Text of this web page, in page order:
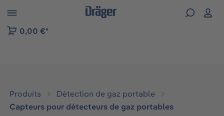
to B2B platform navigation
0,00 €*
Produits
Détection de gaz portable
Capteurs pour détecteurs de gaz portables